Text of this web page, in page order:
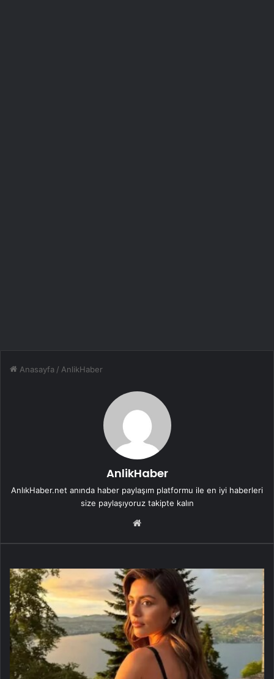
Anasayfa / AnlikHaber
AnlikHaber
AnlıkHaber.net anında haber paylaşım platformu ile en iyi haberleri
size paylaşıyoruz takipte kalın
esi